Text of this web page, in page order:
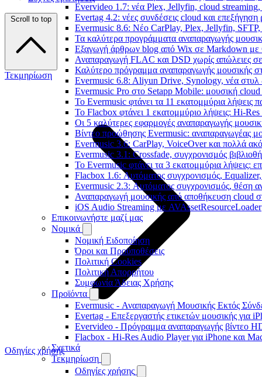
Evervideo 1.7: νέα Plex, Jellyfin, cloud streaming,
Evertag 4.2: νέες συνδέσεις cloud και
Evermusic 8.6: Νέο CarPlay, Plex, Jellyfin, SFTP,
Τα καλύτερα προγράμματα αναπαραγωγής
Εξαγωγή άρθρων blog από Wix σε Markdown
Αναπαραγωγή FLAC και DSD χωρίς απώλειες
Καλύτερο πρόγραμμα αναπαραγωγής μουσικής
Evermusic 6.8: Aliyun Drive, Synology, νέα στυλ
Evermusic Pro στο Setapp Mobile: μουσική cloud
Το Evermusic φτάνει τα 11 εκατομμύρια λήψεις
Το Flacbox φτάνει 1 εκατομμύριο λήψεις: Hi-Res
Οι 5 καλύτερες εφαρμογές αναπαραγωγής
Βίντεο προώθησης Evermusic: αναπαραγωγέας
Evermusic 3.6: CarPlay, VoiceOver και πολλά
Evermusic 3.1: Crossfade, συγχρονισμός
Το Evermusic φτάνει τα 3 εκατομμύρια λήψεις:
Flacbox 1.6: Αυτόματος συγχρονισμός,
Evermusic 2.3: Αυτόματος συγχρονισμός, θέση
Αναπαραγωγή μουσικής από αποθήκευση cloud
iOS Audio Streaming με AVAssetResourceLoader
Επικοινωνήστε μαζί μας
Νομικά
Νομική Ειδοποίηση
Όροι και Προϋποθέσεις
Πολιτική Cookies
Πολιτική Απορρήτου
Συμφωνία Άδειας Χρήσης
Προϊόντα
Evermusic - Αναπαραγωγή Μουσικής Εκτός
Evertag - Επεξεργαστής ετικετών μουσικής για
Evervideo - Πρόγραμμα αναπαραγωγής βίντεο
Flacbox - Hi-Res Audio Player για iPhone και
Σχετικά
Τεκμηρίωση
Οδηγίες χρήσης
Scroll to top
Τεκμηρίωση
Οδηγίες χρήσης